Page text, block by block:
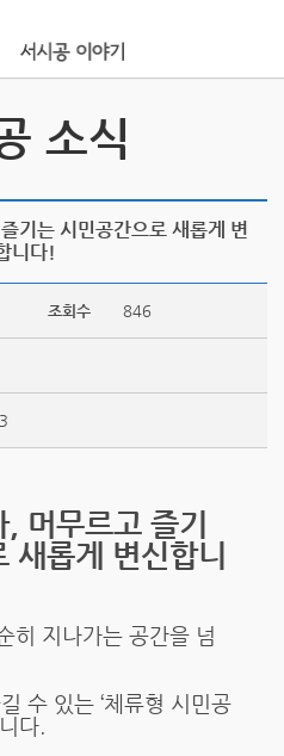
소식
기는 시민공간으로 새롭게 변
니다!
조회수 846
머무르고 즐기
새롭게 변신합니
히 지나가는 공간을 넘
수 있는 ‘체류형 시민공
다.